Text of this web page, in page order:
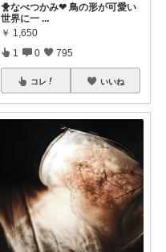
🐥なべつかみ❤︎ 鳥の形が可愛い
世界に一 ...
￥ 1,650
1 0 795
コレ いいね